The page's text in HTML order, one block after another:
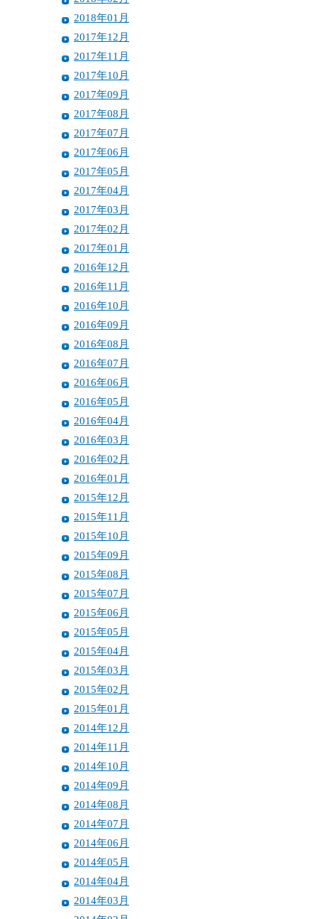
2018年01月
2017年12月
2017年11月
2017年10月
2017年09月
2017年08月
2017年07月
2017年06月
2017年05月
2017年04月
2017年03月
2017年02月
2017年01月
2016年12月
2016年11月
2016年10月
2016年09月
2016年08月
2016年07月
2016年06月
2016年05月
2016年04月
2016年03月
2016年02月
2016年01月
2015年12月
2015年11月
2015年10月
2015年09月
2015年08月
2015年07月
2015年06月
2015年05月
2015年04月
2015年03月
2015年02月
2015年01月
2014年12月
2014年11月
2014年10月
2014年09月
2014年08月
2014年07月
2014年06月
2014年05月
2014年04月
2014年03月